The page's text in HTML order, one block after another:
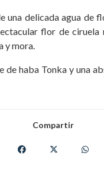
una delicada agua de
flor de ciruela
y mora.
de haba Tonka y una
Compartir